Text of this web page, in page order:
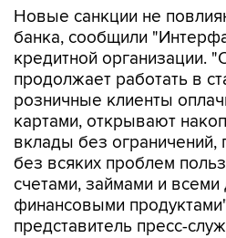
Новые санкции не
банка, сообщили
кредитной организации.
продолжает работать в
розничные клиенты
картами, открывают
вклады без ограничений,
без всяких проблем
счетами, займами и всеми
финансовыми
представитель пресс-